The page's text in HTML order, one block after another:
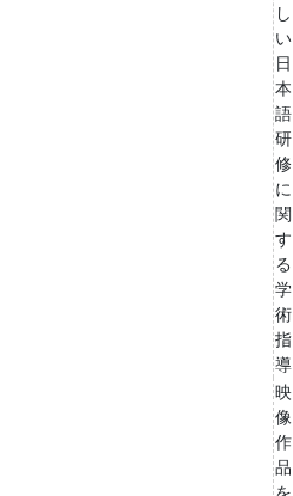
し
い
日
本
語
研
修
に
関
す
る
学
術
指
導
映
像
作
品